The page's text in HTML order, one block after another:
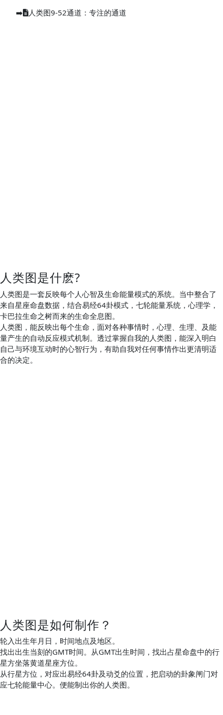
➡️ 人类图9-52通道：专注的通道
人类图是什麽?
人类图是一套反映每个人心智及生命能量模式的系统。当中整合了
来自星座命盘数据，结合易经64卦模式，七轮能量系统，心理学，
卡巴拉生命之树而来的生命全息图。
人类图，能反映出每个生命，面对各种事情时，心理、生理、及能
量产生的自动反应模式机制。透过掌握自我的人类图，能深入明白
自己与环境互动时的心智行为，有助自我对任何事情作出更清明适
合的决定。
人类图是如何制作？
轮入出生年月日，时间地点及地区。
找出出生当刻的GMT时间。从GMT出生时间，找出占星命盘中的行
星方坐落黄道星座方位。
从行星方位，对应出易经64卦及动爻的位置，把启动的卦象闸门对
应七轮能量中心。便能制出你的人类图。